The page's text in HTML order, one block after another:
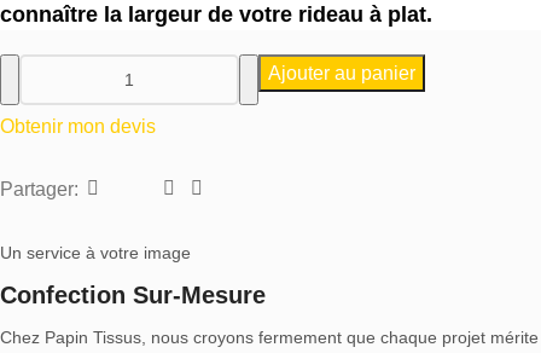
connaître la largeur de votre rideau à plat.
Ajouter au panier
Obtenir mon devis
Partager:
Un service à votre image
Confection Sur-Mesure
Chez Papin Tissus, nous croyons fermement que chaque projet mérite